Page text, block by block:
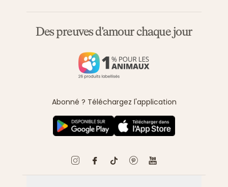
Des preuves d'amour chaque jour
Abonné ? Téléchargez l'application